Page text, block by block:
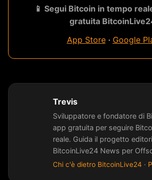
📱 Segui Bitcoin in tempo
gratuita
App Store· Google
Trevis
Sviluppatore e fondatore di
app gratuita per seguire
reale. Guida il progetto
BitcoinLive24 News per
Chi c'è dietro BitcoinLive24 ·